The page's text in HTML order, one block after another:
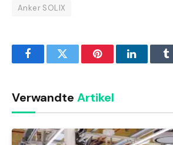
Anker SOLIX
FacebookTwitter PinterestLinkedIn
Verwandte Artikel